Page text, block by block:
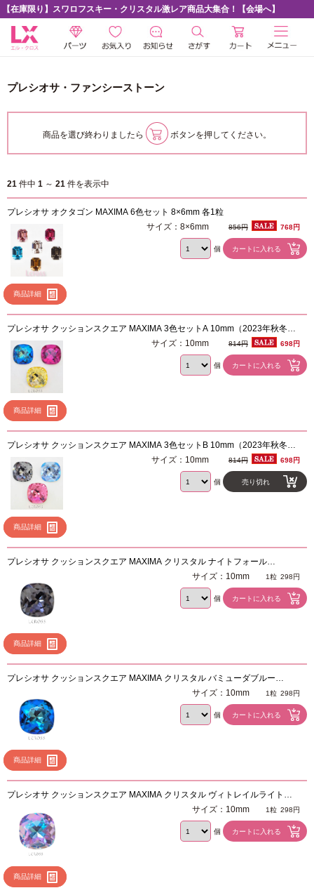
【在庫限り】スワロフスキー・クリスタル激レア商品大集合！【会場へ】
プレシオサ・ファンシーストーン
商品を選び終わりましたら ボタンを押してください。
21 件中 1 ～ 21 件を表示中
プレシオサ オクタゴン MAXIMA 6色セット 8×6mm 各1粒
商品詳細
サイズ：8×6mm 856円 768円
個
プレシオサ クッションスクエア MAXIMA 3色セットA 10mm（2023年秋冬新
色）各1粒
商品詳細
サイズ：10mm 814円 698円
個
プレシオサ クッションスクエア MAXIMA 3色セットB 10mm（2023年秋冬新
商品詳細
サイズ：10mm 814円 698円
個 売り切れ
プレシオサ クッションスクエア MAXIMA クリスタル ナイトフォール
商品詳細
サイズ：10mm 1粒 298円
個
プレシオサ クッションスクエア MAXIMA クリスタル バミューダブルー
商品詳細
サイズ：10mm 1粒 298円
個
プレシオサ クッションスクエア MAXIMA クリスタル ヴィトレイルライト
商品詳細
サイズ：10mm 1粒 298円
個